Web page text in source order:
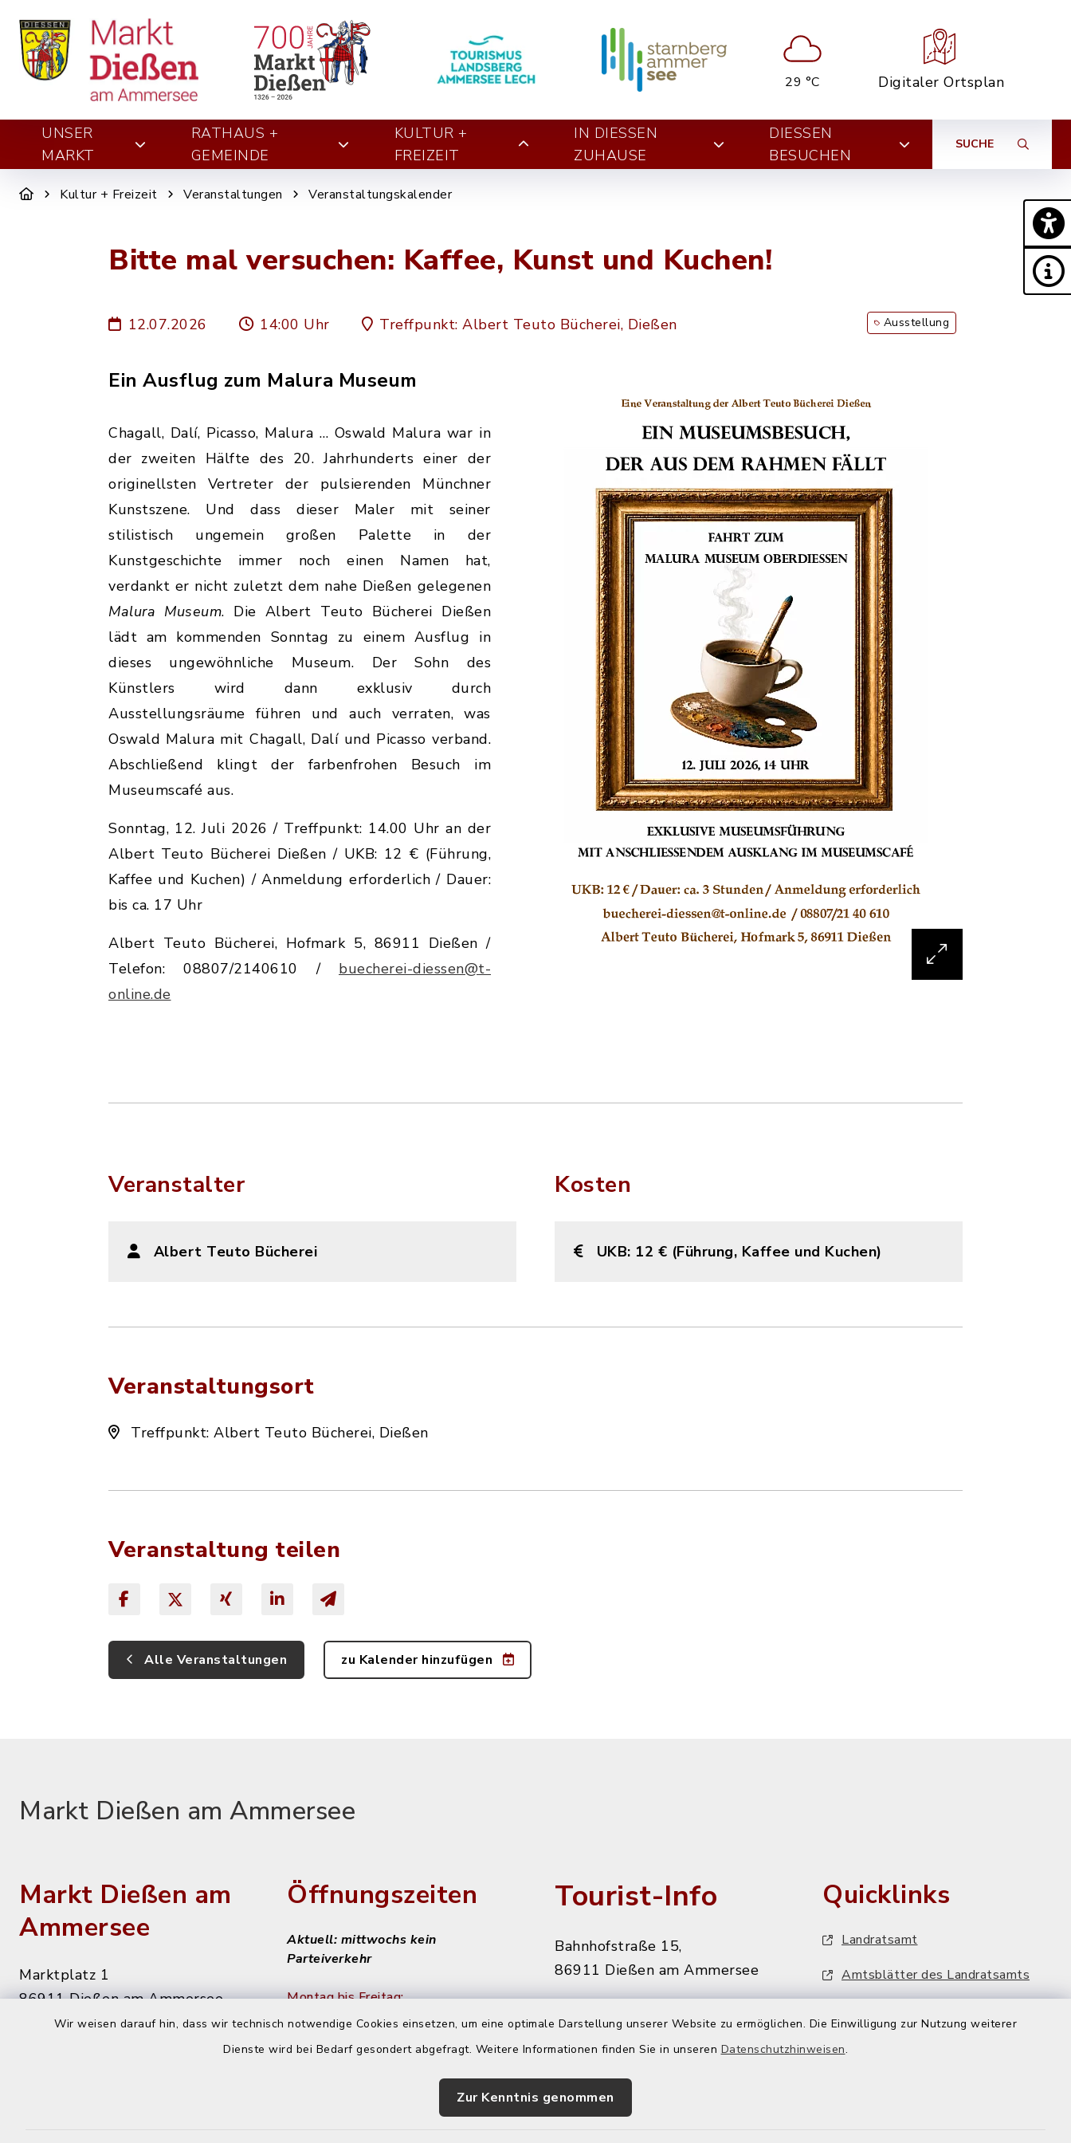
Wir weisen darauf hin, dass wir technisch notwendige Cookies einsetzen, um eine optimale Darstellung unserer Website zu ermöglichen. Die Einwilligung zur Nutzung weiterer
Dienste wird bei Bedarf gesondert abgefragt. Weitere Informationen finden Sie in unseren Datenschutzhinweisen.
Zur Kenntnis genommen
29 °C Digitaler Ortsplan
UNSER
MARKT
RATHAUS +
GEMEINDE
KULTUR +
FREIZEIT
IN DIESSEN Z
UHAUSE
DIESSEN B
ESUCHEN
SUCHE
Kultur + Freizeit Veranstaltungen Veranstaltungskalender
Bitte mal versuchen: Kaffee, Kunst und Kuchen!
12.07.2026 14:00 Uhr Treffpunkt: Albert Teuto Bücherei, Dießen Ausstellung
Ein Ausflug zum Malura Museum
Chagall, Dalí, Picasso, Malura … Oswald Malura war in
der zweiten Hälfte des 20. Jahrhunderts einer der
originellsten Vertreter der pulsierenden Münchner
Kunstszene. Und dass dieser Maler mit seiner
stilistisch ungemein großen Palette in der
Kunstgeschichte immer noch einen Namen hat,
verdankt er nicht zuletzt dem nahe Dießen gelegenen
Malura Museum. Die Albert Teuto Bücherei Dießen
lädt am kommenden Sonntag zu einem Ausflug in
dieses ungewöhnliche Museum. Der Sohn des
Künstlers wird dann exklusiv durch
Ausstellungsräume führen und auch verraten, was
Oswald Malura mit Chagall, Dalí und Picasso verband.
Abschließend klingt der farbenfrohen Besuch im
Museumscafé aus.
Sonntag, 12. Juli 2026 / Treffpunkt: 14.00 Uhr an der
Albert Teuto Bücherei Dießen / UKB: 12 € (Führung,
Kaffee und Kuchen) / Anmeldung erforderlich / Dauer:
bis ca. 17 Uhr
Albert Teuto Bücherei, Hofmark 5, 86911 Dießen /
Telefon: 08807/2140610 / buecherei-diessen@t-
online.de
Veranstalter
Albert Teuto Bücherei
Kosten
UKB: 12 € (Führung, Kaffee und Kuchen)
Veranstaltungsort
Treffpunkt: Albert Teuto Bücherei, Dießen
Veranstaltung teilen
Alle Veranstaltungen zu Kalender hinzufügen
Markt Dießen am Ammersee
Markt Dießen am
Ammersee
Marktplatz 1
86911 Dießen am Ammersee
08807 9294-0
Öffnungszeiten
Aktuell: mittwochs kein
Parteiverkehr
Montag bis Freitag:
8 - 12 Uhr
Dienstag nachmittags:
Tourist-Info
Bahnhofstraße 15,
86911 Dießen am Ammersee
08151 906010
diessen@starnbergammersee.de
Quicklinks
Landratsamt
Amtsblätter des Landratsamts
VHS-Programm